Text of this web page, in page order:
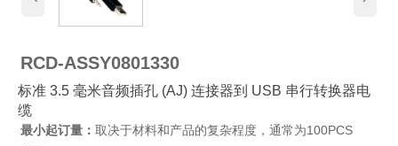
RCD-ASSY0801330
标准 3.5 毫米音频插孔 (AJ) 连接器到 USB 串行转换器电
缆
最小起订量： 取决于材料和产品的复杂程度，通常为100PCS